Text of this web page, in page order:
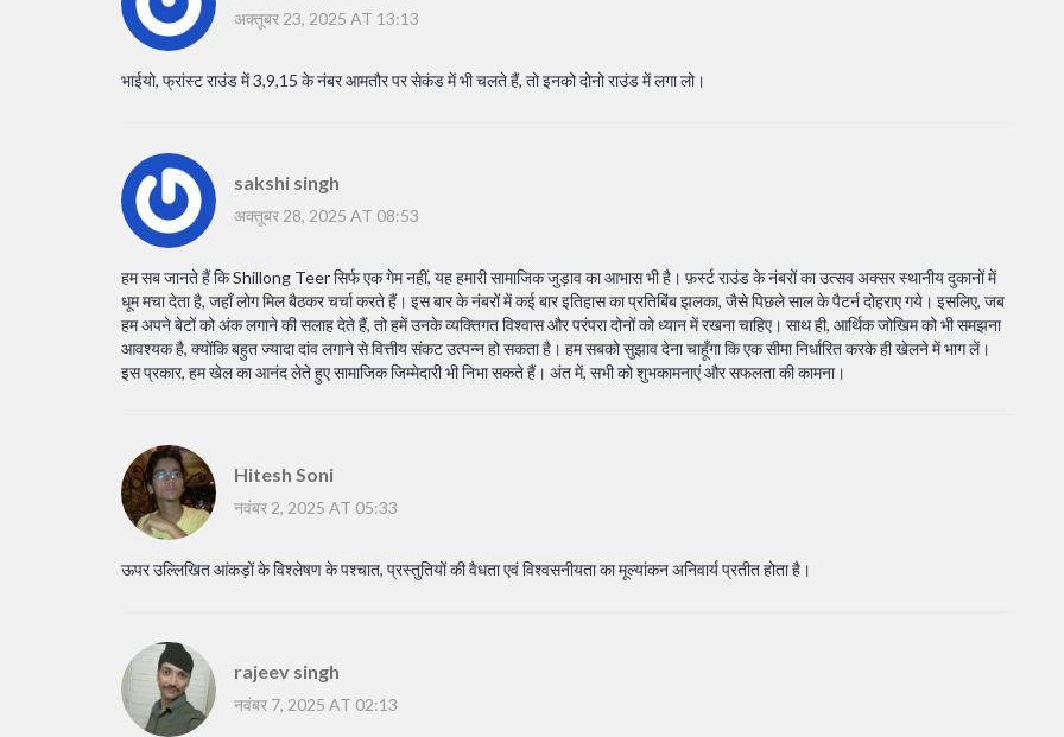
अक्तूबर 23, 2025 AT 13:13
भाईयो, फ्रांस्ट राउंड में 3,9,15 के नंबर आमतौर पर सेकंड में भी चलते हैं, तो इनको दोनो राउंड में लगा लो।
sakshi singh
अक्तूबर 28, 2025 AT 08:53
हम सब जानते हैं कि Shillong Teer सिर्फ एक गेम नहीं, यह हमारी सामाजिक जुड़ाव का आभास भी है। फ़र्स्ट राउंड के नंबरों का उत्सव अक्सर स्थानीय दुकानों में
धूम मचा देता है, जहाँ लोग मिल बैठकर चर्चा करते हैं। इस बार के नंबरों में कई बार इतिहास का प्रतिबिंब झलका, जैसे पिछले साल के पैटर्न दोहराए गये। इसलिए, जब
हम अपने बेटों को अंक लगाने की सलाह देते हैं, तो हमें उनके व्यक्तिगत विश्वास और परंपरा दोनों को ध्यान में रखना चाहिए। साथ ही, आर्थिक जोखिम को भी समझना
आवश्यक है, क्योंकि बहुत ज्यादा दांव लगाने से वित्तीय संकट उत्पन्न हो सकता है। हम सबको सुझाव देना चाहूँगा कि एक सीमा निर्धारित करके ही खेलने में भाग लें।
इस प्रकार, हम खेल का आनंद लेते हुए सामाजिक जिम्मेदारी भी निभा सकते हैं। अंत में, सभी को शुभकामनाएं और सफलता की कामना।
Hitesh Soni
नवंबर 2, 2025 AT 05:33
ऊपर उल्लिखित आंकड़ों के विश्लेषण के पश्चात, प्रस्तुतियों की वैधता एवं विश्वसनीयता का मूल्यांकन अनिवार्य प्रतीत होता है।
rajeev singh
नवंबर 7, 2025 AT 02:13